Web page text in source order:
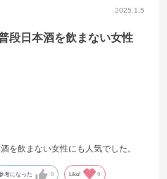
2025.1.5
段日本酒を飲まない女性
を飲まない女性にも人気でした。
考になった 0 Like! 0